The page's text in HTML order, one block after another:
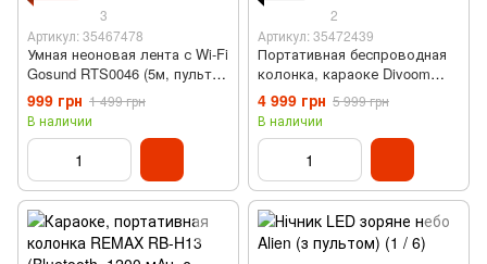
3
Артикул: 35467478
Умная неоновая лента с Wi-Fi
Gosund RTS0046 (5м, пульт,
RGB)
999 грн 1 499 грн
В наличии
2
Артикул: 35472439
Портативная беспроводная
колонка, караоке Divoom
Ditoo Мic (с микрофоном,
Pixel art, blue)
4 999 грн 5 999 грн
В наличии